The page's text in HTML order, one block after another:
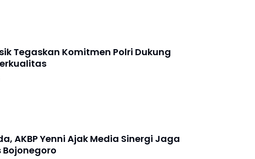
Tegaskan Komitmen Polri Dukung
AKBP Yenni Ajak Media Sinergi Jaga